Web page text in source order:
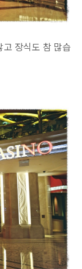
장식도 참 많습